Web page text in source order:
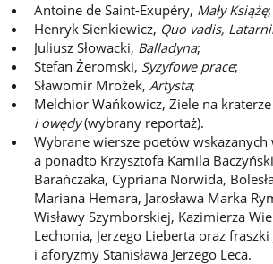
Antoine de Saint-Exupéry, Mały Książę;
Henryk Sienkiewicz, Quo vadis,
Juliusz Słowacki, Balladyna;
Stefan Żeromski, Syzyfowe prace;
Sławomir Mrożek, Artysta;
Melchior Wańkowicz, Ziele na
i owędy(wybrany reportaż).
Wybrane wiersze poetów wskazanych
a ponadto Krzysztofa Kamila
Barańczaka, Cypriana Norwida,
Mariana Hemara, Jarosława Marka
Wisławy Szymborskiej, Kazimierza
Lechonia, Jerzego Lieberta oraz fraszki
i aforyzmy Stanisława Jerzego Leca.